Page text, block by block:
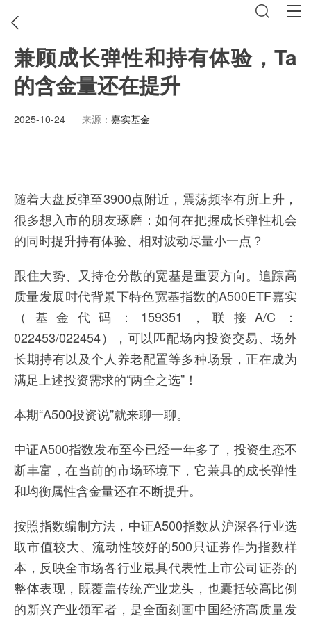
兼顾成长弹性和持有体验，Ta
的含金量还在提升
2025-10-24 来源： 嘉实基金
随着大盘反弹至3900点附近，震荡频率有所上升，
很多想入市的朋友琢磨：如何在把握成长弹性机会
的同时提升持有体验、相对波动尽量小一点？
跟住大势、又持仓分散的宽基是重要方向。追踪高
质量发展时代背景下特色宽基指数的A500ETF嘉实
（基金代码：159351，联接A/C：
022453/022454），可以匹配场内投资交易、场外
长期持有以及个人养老配置等多种场景，正在成为
满足上述投资需求的“两全之选”！
本期“A500投资说”就来聊一聊。
中证A500指数发布至今已经一年多了，投资生态不
断丰富，在当前的市场环境下，它兼具的成长弹性
和均衡属性含金量还在不断提升。
按照指数编制方法，中证A500指数从沪深各行业选
取市值较大、流动性较好的500只证券作为指数样
本，反映全市场各行业最具代表性上市公司证券的
整体表现，既覆盖传统产业龙头，也囊括较高比例
的新兴产业领军者，是全面刻画中国经济高质量发